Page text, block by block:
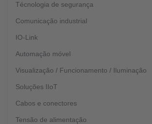
Técnologia de segurança
Comunicação industrial
IO-Link
Automação móvel
Visualização / Funcionamento / Iluminação
Soluções IIoT
Cabos e conectores
Tensão de alimentação